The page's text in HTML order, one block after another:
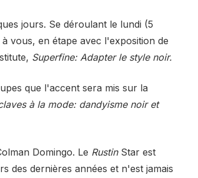
jours. Se déroulant le lundi (5
vous, en étape avec l'exposition de
Superfine: Adapter le style noir.
que l'accent sera mis sur la
à la mode: dandyisme noir et
Domingo. Le RustinStar est
des dernières années et n'est jamais